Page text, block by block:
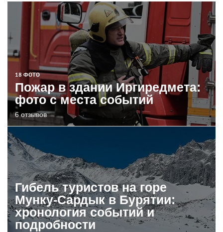
18 ФОТО
Пожар в здании Иргиредмета:
фото с места событий
6 отзывов
Гибель туристов на горе
Мунку-Сардык в Бурятии:
хронология событий и
подробности